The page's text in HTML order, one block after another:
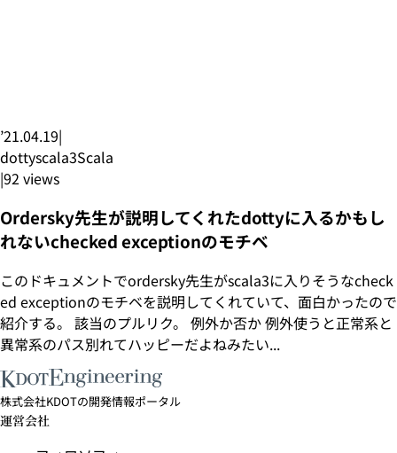
’21.04.19|
dottyscala3Scala
|92 views
Ordersky先生が説明してくれたdottyに入るかもし
れないchecked exceptionのモチベ
このドキュメントでordersky先生がscala3に入りそうなcheck
ed exceptionのモチベを説明してくれていて、面白かったので
紹介する。 該当のプルリク。 例外か否か 例外使うと正常系と
異常系のパス別れてハッピーだよねみたい...
株式会社KDOTの開発情報ポータル
運営会社